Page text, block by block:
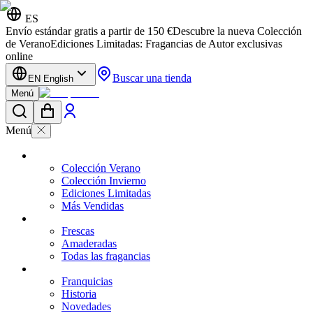
ES
Envío estándar gratis a partir de 150 €Descubre la nueva Colección
de VeranoEdiciones Limitadas: Fragancias de Autor exclusivas
online
EN English Buscar una tienda
Menú
Menú
Colección Verano
Colección Invierno
Ediciones Limitadas
Más Vendidas
Frescas
Amaderadas
Todas las fragancias
Franquicias
Historia
Novedades